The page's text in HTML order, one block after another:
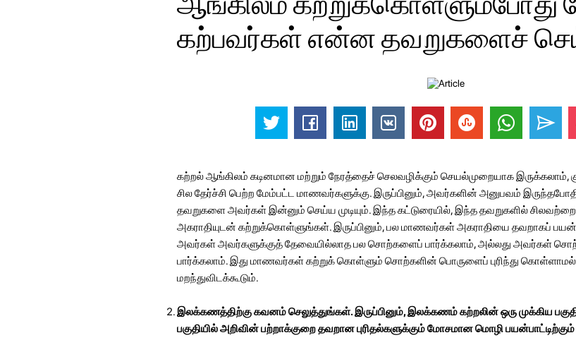
கற்பவர்கள் என்ன தவறுகளைச்
கற்றல் ஆங்கிலம் கடினமான மற்றும் நேரத்தைச் செலவழிக்கும் செயல்முறையாக இருக்கலாம்,
சில தேர்ச்சி பெற்ற மேம்பட்ட மாணவர்களுக்கு. இருப்பினும், அவர்களின் அனுபவம்
தவறுகளை அவர்கள் இன்னும் செய்ய முடியும். இந்த கட்டுரையில், இந்த தவறுகளில்
அகராதியுடன் கற்றுக்கொள்ளுங்கள். இருப்பினும், பல மாணவர்கள் அகராதியை தவறாகப்
அவர்கள் அவர்களுக்குத் தேவையில்லாத பல சொற்களைப் பார்க்கலாம், அல்லது அவர்கள்
பார்க்கலாம். இது மாணவர்கள் கற்றுக் கொள்ளும் சொற்களின் பொருளைப் புரிந்து
மறந்துவிடக்கூடும்.
இலக்கணத்திற்கு கவனம் செலுத்துங்கள். இருப்பினும், இலக்கணம் கற்றலின் ஒரு முக்கிய
பகுதியில் அறிவின் பற்றாக்குறை தவறான புரிதல்களுக்கும் மோசமான மொழி பயன்பாட்டிற்கும்